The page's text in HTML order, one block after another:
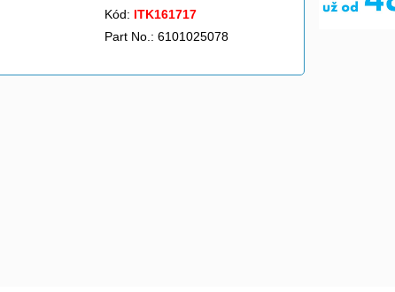
Kód: ITK161717
Part No.: 6101025078